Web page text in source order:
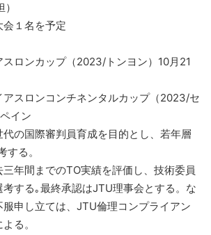
会１名を予定
スロンカップ（2023/トンヨン）10月21
アスロンコンチネンタルカップ（2023/セ
イン
代の国際審判員育成を目的とし、若年層
る。
三年間までのTO実績を評価し、技術委員
する｡最終承認はJTU理事会とする。な
申し立ては、JTU倫理コンプライアン
る。